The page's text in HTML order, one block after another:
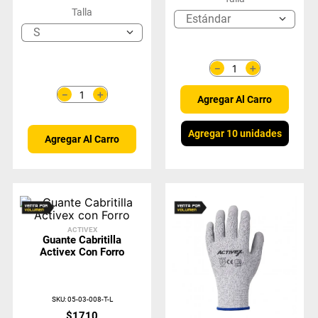
Talla
S
＋
－
Agregar Al Carro
Estándar
＋
－
Agregar Al Carro
Agregar 10 unidades
ACTIVEX
Guante Cabritilla
Activex Con Forro
SKU:05-03-008-T-L